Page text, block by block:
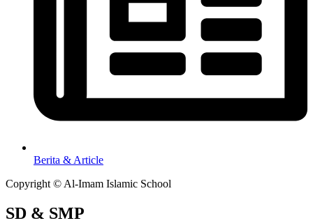
Berita & Article
Copyright © Al-Imam Islamic School
SD & SMP